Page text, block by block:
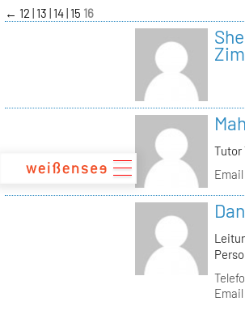
zum
Inhalt
← 12 13 14 15 16
Tutor
Email
Email